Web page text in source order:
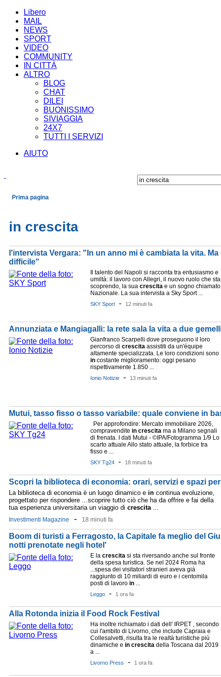
Libero
MAIL
NEWS
SPORT
VIDEO
COMMUNITY
IN CITTÀ
ALTRO
BLOG
CHAT
DILEI
BUONISSIMO
SIVIAGGIA
24X7
TUTTI I SERVIZI
AIUTO
Prima pagina
in crescita
l'intervista Vergara: "In un anno mi è cambiata la vita.
difficile"
Il talento del Napoli si racconta tra entusiasmo e
umiltà: il lavoro con Allegri, il nuovo ruolo che sta
scoprendo, la sua crescita e un sogno chiamato
Nazionale. La sua intervista a Sky Sport ...
SKY Sport - 12 minuti fa
Annunziata e Mangiagalli: la rete sala la vita a due
Gianfranco Scarpelli dove proseguono il loro
percorso di crescita assistiti da un'équipe
altamente specializzata. Le loro condizioni sono
in costante miglioramento: oggi pesano
rispettivamente 1.850 ...
Ionio Notizie - 13 minuti fa
Mutui, tasso fisso o tasso variabile: quale conviene in
Per approfondire: Mercato immobiliare 2026,
compravendite in crescita ma a Milano segnali
di frenata. I dati Mutui - ©IPA/Fotogramma 1/9 Lo
scarto attuale Allo stato attuale, la forbice tra
fisso e ...
SKY Tg24 - 18 minuti fa
Scopri la biblioteca di economia: orari, servizi e spazi
La biblioteca di economia è un luogo dinamico e in continua evoluzione,
progettato per rispondere ...scoprire tutto ciò che ha da offrire e fai della
tua esperienza universitaria un viaggio di crescita...
Investimenti Magazine - 18 minuti fa
Boom di turisti a Ferragosto, la Capitale fa meglio del
notti prenotate negli hotel'
E la crescita si sta riversando anche sul fronte
della spesa turistica. Se nel 2024 Roma ha
...spesa dei visitatori stranieri aveva già
raggiunto di 10 miliardi di euro e i centomila
posti di lavoro in ...
Leggo - 1 ora fa
Alla Rotonda inizia il Food Rock Festival
Ha inoltre richiamato i dati dell' IRPET , secondo
cui l'ambito di Livorno, che include Capraia e
Collesalvetti, risulta tra le realtà turistiche più
dinamiche e in crescita della Toscana dal 2019
a ...
Livorno Press - 1 ora fa